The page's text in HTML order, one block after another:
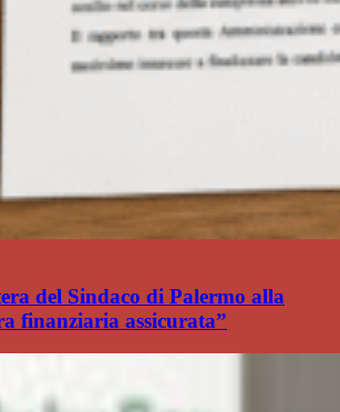
del Sindaco di Palermo alla
finanziaria assicurata”